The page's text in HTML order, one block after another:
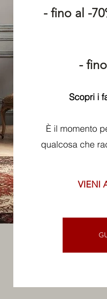
- fino al -
-
Scopri i
È il momento
qualcosa che
VIENI